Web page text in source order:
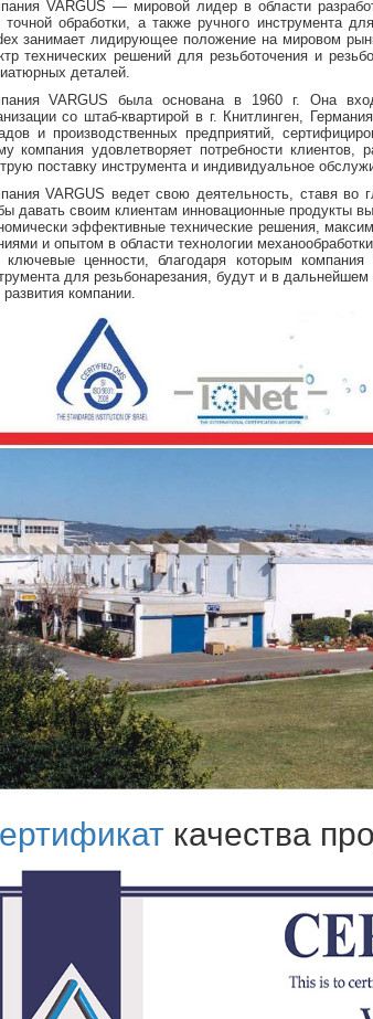
VARGUS — мировой лидер в области
обработки, а также ручного инструмента
занимает лидирующее положение на мировом
технических решений для резьботочения и
деталей.
VARGUS была основана в 1960 г. Она
со штаб-квартирой в г. Книтлинген,
и производственных предприятий,
компания удовлетворяет потребности
поставку инструмента и индивидуальное
VARGUS ведет свою деятельность, ставя во
давать своим клиентам инновационные продукты
эффективные технические решения,
и опытом в области технологии механообработки.
ключевые ценности, благодаря которым
для резьбонарезания, будут и в дальнейшем
компании.
качества